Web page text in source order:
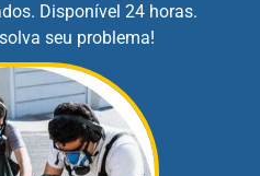
Disponível 24 horas.
seu problema!